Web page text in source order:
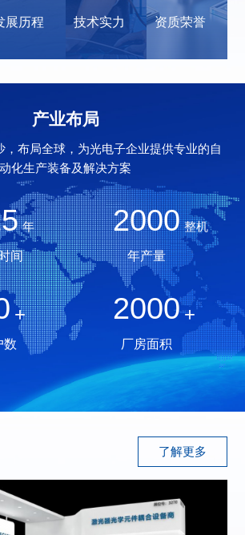
展历程 技术实力 资质荣誉
产业布局
，布局全球，为光电子企业提供专业的自
动化生产装备及解决方案
年
间
2000 整机
年产量
+
数
2000+
厂房面积
了解更多